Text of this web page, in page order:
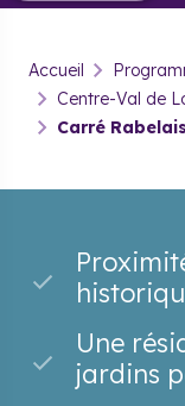
Carré Rabelais
Prix & plans
Accueil
Centre-Val de
Carré Rabelais
Une
jardins